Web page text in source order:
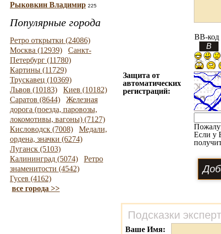
Рыковкин Владимир 225
Популярные города
Ретро открытки (24086)
Москва (12939)
Санкт-
Петербург (11780)
Картины (11729)
Трускавец (10369)
Львов (10183)
Киев (10182)
Саратов (8644)
Железная
дорога (поезда, паровозы,
локомотивы, вагоны) (7127)
Кисловодск (7008)
Медали,
ордена, значки (6274)
Луганск (5103)
Калининград (5074)
Ретро
знаменитости (4542)
Гусев (4162)
все города >>
BB-код
Защита от
автоматических
регистраций:
Если у
Подсказки
Ваше Имя: